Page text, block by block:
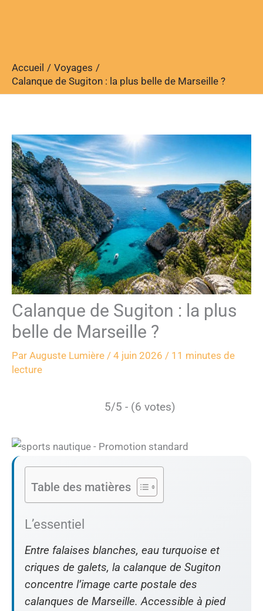
Accueil
Voyages
Calanque de Sugiton : la plus belle de Marseille ?
Calanque de Sugiton : la plus
belle de Marseille ?
Par Auguste Lumière / 4 juin 2026 / 11 minutes de
lecture
5/5 - (6 votes)
Table des matières
L’essentiel
Entre falaises blanches, eau turquoise et
criques de galets, la calanque de Sugiton
concentre l’image carte postale des
calanques de Marseille. Accessible à pied